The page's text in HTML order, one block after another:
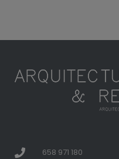
658 971 180